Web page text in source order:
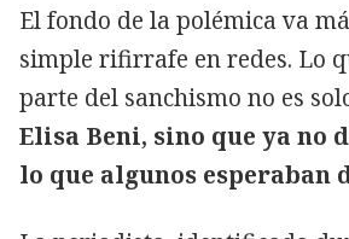
El fondo de la polémica va
simple rifirrafe en redes. Lo
parte del sanchismo no es
Elisa Beni, sino que ya no
lo que algunos esperaban